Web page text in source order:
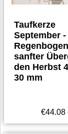
Taufkerze
September -
sanfter
den Herbst
30 mm
€44.08